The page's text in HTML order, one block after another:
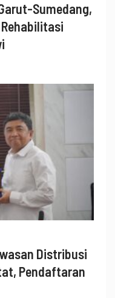
Sumedang,
Distribusi
Pendaftaran